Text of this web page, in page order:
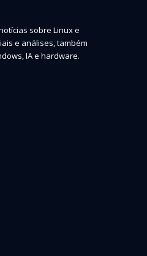
sobre Linux e
e análises, também
IA e hardware.